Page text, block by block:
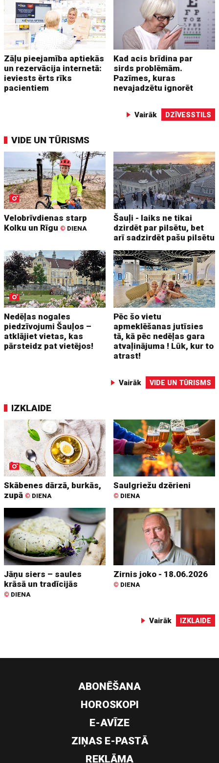
Zāļu pieejamība aptiekās
un rezervācija internetā:
ieviests ērts rīks
pacientiem
Kad acis brīdina par
sirds problēmām.
Pazīmes, kuras
nevajadzētu ignorēt
Vairāk DZĪVESSTILS
VIDE UN TŪRISMS
Velobrīvdienas starp
Kolku un Rīgu © DIENA
Šauļi - laiks ne tikai
dzirdēt par pilsētu, bet
arī sadzirdēt pašu pilsētu
Nedēļas nogales
piedzīvojumi Šauļos –
atklājiet vietas, kas
pārsteidz pat vietējos!
Pēc šo vietu
apmeklēšanas jutīsies
tā, kā pēc nedēļas gara
atvaļinājuma ! Lūk, kur to
atrast!
Vairāk VIDE UN TŪRISMS
IZKLAIDE
Skābenes dārzā, burkās,
zupā © DIENA
Saulgriežu dzērieni
© DIENA
Jāņu siers – saules
krāsā un tradīcijās
© DIENA
Zirnis joko - 18.06.2026
© DIENA
Vairāk IZKLAIDE
ABONĒŠANA
HOROSKOPI
E-AVĪZE
ZIŅAS E-PASTĀ
REKLĀMA